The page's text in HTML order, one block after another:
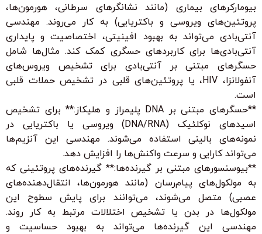
بیومارکرهای بیماری (مانند نشانگرهای سرطانی، هورمون‌ها،
پروتئین‌های ویروسی و باکتریایی) به کار می‌روند. مهندسی
آنتی‌بادی می‌تواند به بهبود افینیتی، اختصاصیت و پایداری
آنتی‌بادی‌ها برای کاربردهای حسگری کمک کند. مثال‌ها شامل
حسگرهای مبتنی بر آنتی‌بادی برای تشخیص ویروس‌های
آنفولانزا، HIV، یا پروتئین‌های قلبی در تشخیص حملات قلبی
است.
**حسگرهای مبتنی بر DNA پلیمراز و هلیکاز:** برای تشخیص
اسیدهای نوکلئیک (DNA/RNA) ویروسی یا باکتریایی در
نمونه‌های بالینی استفاده می‌شوند. مهندسی این آنزیم‌ها
می‌تواند کارایی و سرعت واکنش‌ها را افزایش دهد.
**بیوسنسورهای مبتنی بر گیرنده‌ها:** گیرنده‌های پروتئینی که
به مولکول‌های پیام‌رسان (مانند هورمون‌ها، انتقال‌دهنده‌های
عصبی) متصل می‌شوند، می‌توانند برای پایش سطوح این
مولکول‌ها در بدن یا تشخیص اختلالات مرتبط به کار روند.
مهندسی این گیرنده‌ها می‌تواند به بهبود حساسیت و